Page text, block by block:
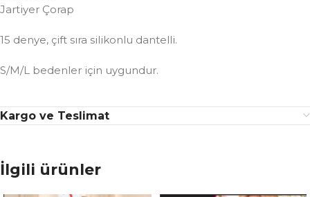
Jartiyer Çorap
15 denye, çift sıra silikonlu dantelli.
S/M/L bedenler için uygundur.
Kargo ve Teslimat
İlgili ürünler